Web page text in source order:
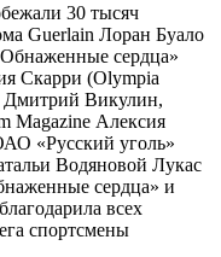
30 тысяч
Guerlain Лоран Буало
сердца»
Скарри (Olympia
Дмитрий Викулин,
Magazine Алексия
«Русский уголь»
Водяновой Лукас
сердца» и
всех
спортсмены